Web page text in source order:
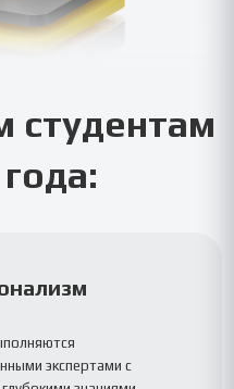
студентам
экспертами с